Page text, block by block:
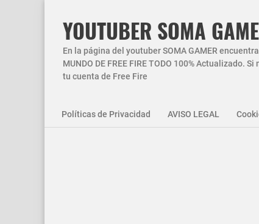
YOUTUBER SOMA
En la página del youtuber SOMA GAMER
MUNDO DE FREE FIRE TODO 100%
tu cuenta de Free Fire
Políticas de Privacidad AVISO LEGAL